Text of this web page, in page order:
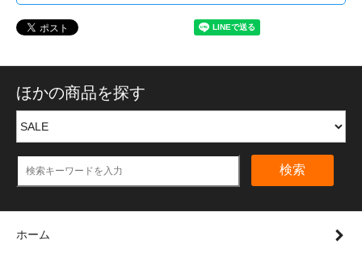
ほかの商品を探す
検索
ホーム